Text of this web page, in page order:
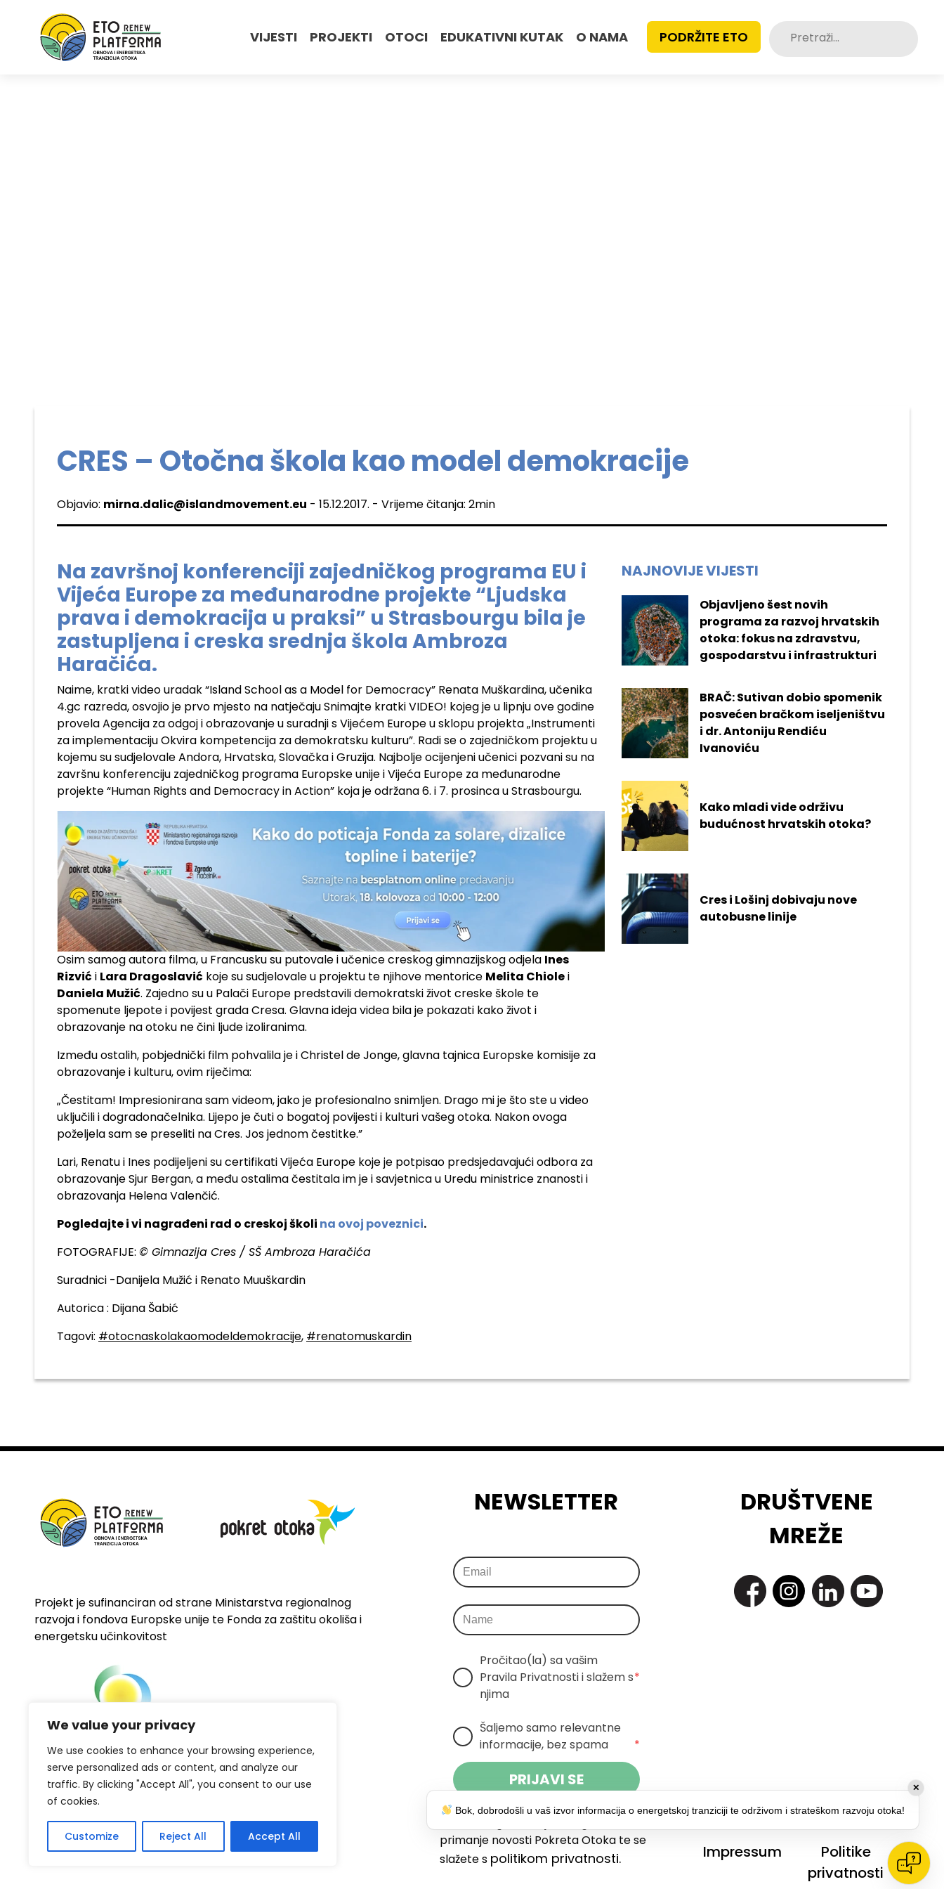
We value your privacy
We use cookies to enhance your browsing experience,
serve personalized ads or content, and analyze our
traffic. By clicking "Accept All", you consent to our use
of cookies.
Customize Reject All Accept All
VIJESTI PROJEKTI OTOCI EDUKATIVNI KUTAK O NAMA PODRŽITE ETO Pretraži:
CRES – Otočna škola kao model demokracije
Objavio: mirna.dalic@islandmovement.eu - 15.12.2017. - Vrijeme čitanja: 2min
Na završnoj konferenciji zajedničkog programa EU i
Vijeća Europe za međunarodne projekte “Ljudska
prava i demokracija u praksi” u Strasbourgu bila je
zastupljena i creska srednja škola Ambroza
Haračića.
Naime, kratki video uradak “Island School as a Model for Democracy” Renata Muškardina, učenika
4.gc razreda, osvojio je prvo mjesto na natječaju Snimajte kratki VIDEO! kojeg je u lipnju ove godine
provela Agencija za odgoj i obrazovanje u suradnji s Vijećem Europe u sklopu projekta „Instrumenti
za implementaciju Okvira kompetencija za demokratsku kulturu”. Radi se o zajedničkom projektu u
kojemu su sudjelovale Andora, Hrvatska, Slovačka i Gruzija. Najbolje ocijenjeni učenici pozvani su na
završnu konferenciju zajedničkog programa Europske unije i Vijeća Europe za međunarodne
projekte “Human Rights and Democracy in Action” koja je održana 6. i 7. prosinca u Strasbourgu.
Osim samog autora filma, u Francusku su putovale i učenice creskog gimnazijskog odjela Ines
Rizvić i Lara Dragoslavić koje su sudjelovale u projektu te njihove mentorice Melita Chiolei
Daniela Mužić. Zajedno su u Palači Europe predstavili demokratski život creske škole te
spomenute ljepote i povijest grada Cresa. Glavna ideja videa bila je pokazati kako život i
obrazovanje na otoku ne čini ljude izoliranima.
Između ostalih, pobjednički film pohvalila je i Christel de Jonge, glavna tajnica Europske komisije za
obrazovanje i kulturu, ovim riječima:
„Čestitam! Impresionirana sam videom, jako je profesionalno snimljen. Drago mi je što ste u video
uključili i dogradonačelnika. Lijepo je čuti o bogatoj povijesti i kulturi vašeg otoka. Nakon ovoga
poželjela sam se preseliti na Cres. Jos jednom čestitke.”
Lari, Renatu i Ines podijeljeni su certifikati Vijeća Europe koje je potpisao predsjedavajući odbora za
obrazovanje Sjur Bergan, a među ostalima čestitala im je i savjetnica u Uredu ministrice znanosti i
obrazovanja Helena Valenčić.
Pogledajte i vi nagrađeni rad o creskoj školi na ovoj poveznici.
FOTOGRAFIJE: © Gimnazija Cres / SŠ Ambroza Haračića
Suradnici -Danijela Mužić i Renato Muuškardin
Autorica : Dijana Šabić
Tagovi: #otocnaskolakaomodeldemokracije, #renatomuskardin
NAJNOVIJE VIJESTI
Objavljeno šest novih
programa za razvoj hrvatskih
otoka: fokus na zdravstvu,
gospodarstvu i infrastrukturi
BRAČ: Sutivan dobio spomenik
posvećen bračkom iseljeništvu
i dr. Antoniju Rendiću
Ivanoviću
Kako mladi vide održivu
budućnost hrvatskih otoka?
Cres i Lošinj dobivaju nove
autobusne linije
Projekt je sufinanciran od strane Ministarstva regionalnog
razvoja i fondova Europske unije te Fonda za zaštitu okoliša i
energetsku učinkovitost
NEWSLETTER
Pročitao(la) sa vašim
Pravila Privatnosti i slažem s
njima
*
Šaljemo samo relevantne
informacije, bez spama
*
PRIJAVI SE
primanje novosti Pokreta Otoka te se
slažete s politikom privatnosti.
DRUŠTVENE
MREŽE
Impressum
Politike
privatnosti
✕
Bok, dobrodošli u vaš izvor informacija o energetskoj tranziciji te održivom i strateškom razvoju otoka!